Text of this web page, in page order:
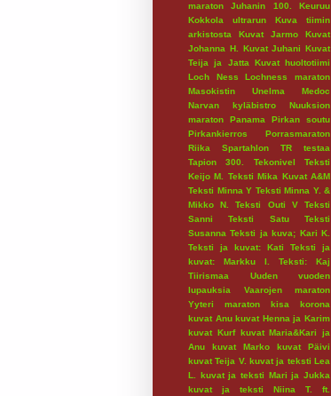
maraton
Juhanin 100.
Keuruu
Kokkola ultrarun
Kuva tiimin
arkistosta
Kuvat Jarmo
Kuvat
Johanna H.
Kuvat Juhani Kuvat
Teija ja Jatta
Kuvat huoltotiimi
Loch Ness
Lochness maraton
Masokistin Unelma
Medoc
Narvan kyläbistro
Nuuksion
maraton
Panama
Pirkan soutu
Pirkankierros
Porrasmaraton
Riika
Spartahlon
TR testaa
Tapion 300.
Tekonivel
Teksti
Keijo M.
Teksti Mika Kuvat A&M
Teksti Minna Y Teksti Minna Y. &
Mikko N.
Teksti Outi V
Teksti
Sanni
Teksti Satu
Teksti
Susanna Teksti ja kuva; Kari K.
Teksti ja kuvat: Kati
Teksti ja
kuvat: Markku I.
Teksti: Kaj
Tiirismaa
Uuden vuoden
lupauksia
Vaarojen maraton
Yyteri maraton
kisa
korona
kuvat Anu kuvat Henna ja Karim
kuvat Kurf kuvat Maria&Kari ja
Anu
kuvat Marko
kuvat Päivi
kuvat Teija V. kuvat ja teksti Lea
L.
kuvat ja teksti Mari ja Jukka
kuvat ja teksti Niina T. ft.